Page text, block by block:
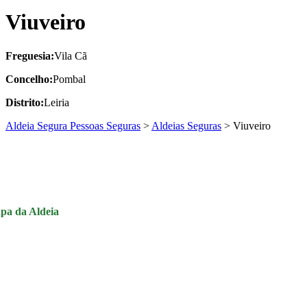
Viuveiro
Freguesia:Vila Cã
Concelho:Pombal
Distrito:Leiria
Aldeia Segura Pessoas Seguras > Aldeias Seguras > Viuveiro
da Aldeia